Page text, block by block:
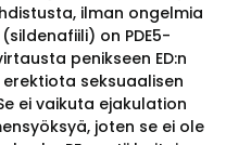
ilman ongelmia
on PDE5-
penikseen ED:n
seksuaalisen
ei vaikuta ejakulation
joten se ei ole